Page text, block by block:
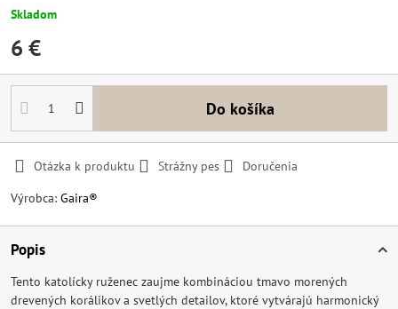
Skladom
6 €
Do košíka
Otázka k produktu Strážny pes
Doručenia
Výrobca: Gaira®
Popis
Tento katolícky ruženec zaujme kombináciou tmavo morených
drevených korálikov a svetlých detailov, ktoré vytvárajú harmonický